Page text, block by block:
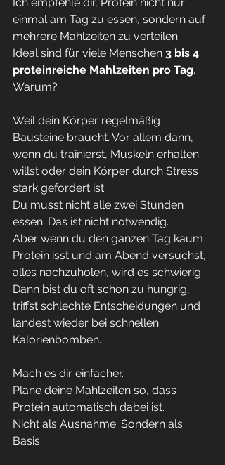
einmal am Tag zu essen, sondern auf
mehrere Mahlzeiten zu verteilen.
Ideal sind für viele Menschen 3 bis 4
proteinreiche Mahlzeiten pro Tag.
Warum?
Weil dein Körper regelmäßig
Bausteine braucht. Vor allem dann,
wenn du trainierst, Muskeln erhalten
willst oder dein Körper durch Stress
stark gefordert ist.
Du musst nicht alle zwei Stunden
essen. Das ist nicht notwendig.
Aber wenn du den ganzen Tag kaum
Protein isst und am Abend versuchst,
alles nachzuholen, wird es schwierig.
Dann bist du oft schon zu hungrig,
triffst schlechte Entscheidungen und
landest wieder bei schnellen
Kalorienbomben.
Mach es dir einfacher.
Plane deine Mahlzeiten so, dass
Protein automatisch dabei ist.
Nicht als Ausnahme. Sondern als
Basis.